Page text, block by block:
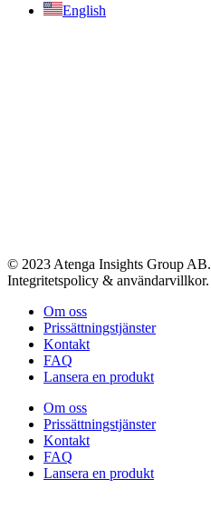
English
© 2023 Atenga Insights Group
Integritetspolicy & användarvillkor.
Om oss
Prissättningstjänster
Kontakt
FAQ
Lansera en produkt
Om oss
Prissättningstjänster
Kontakt
FAQ
Lansera en produkt